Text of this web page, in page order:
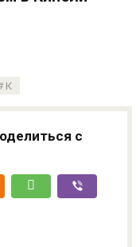
К
с